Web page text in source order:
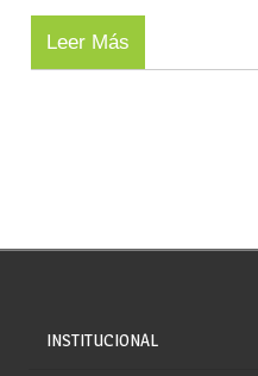
Leer Más
INSTITUCIONAL